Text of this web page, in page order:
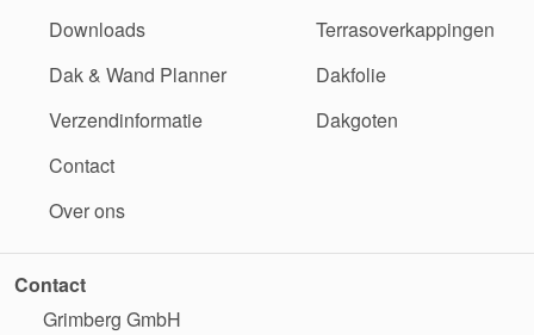
Downloads
Dak & Wand Planner
Verzendinformatie
Contact
Over ons
Terrasoverkappingen
Dakfolie
Dakgoten
Contact
Grimberg GmbH